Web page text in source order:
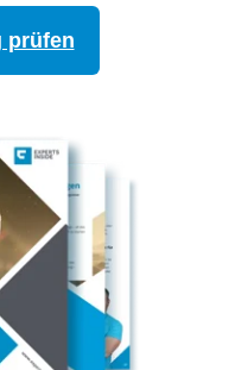
prüfen